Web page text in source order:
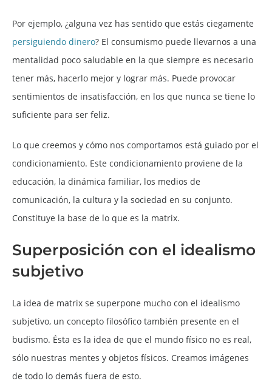
Por ejemplo, ¿alguna vez has sentido que estás ciegamente
persiguiendo dinero? El consumismo puede llevarnos a una
mentalidad poco saludable en la que siempre es necesario
tener más, hacerlo mejor y lograr más. Puede provocar
sentimientos de insatisfacción, en los que nunca se tiene lo
suficiente para ser feliz.
Lo que creemos y cómo nos comportamos está guiado por el
condicionamiento. Este condicionamiento proviene de la
educación, la dinámica familiar, los medios de
comunicación, la cultura y la sociedad en su conjunto.
Constituye la base de lo que es la matrix.
Superposición con el idealismo
subjetivo
La idea de matrix se superpone mucho con el idealismo
subjetivo, un concepto filosófico también presente en el
budismo. Ésta es la idea de que el mundo físico no es real,
sólo nuestras mentes y objetos físicos. Creamos imágenes
de todo lo demás fuera de esto.